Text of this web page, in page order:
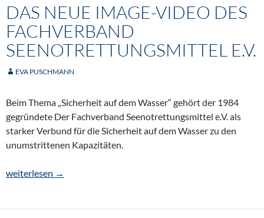
DAS NEUE IMAGE-VIDEO DES
FACHVERBAND
SEENOTRETTUNGSMITTEL E.V.
EVA PUSCHMANN
Beim Thema „Sicherheit auf dem Wasser“ gehört der 1984
gegründete Der Fachverband Seenotrettungsmittel e.V. als
starker Verbund für die Sicherheit auf dem Wasser zu den
unumstrittenen Kapazitäten.
Das neue Image-Video des Fachverband Seenotrettungsmittel
weiterlesen →